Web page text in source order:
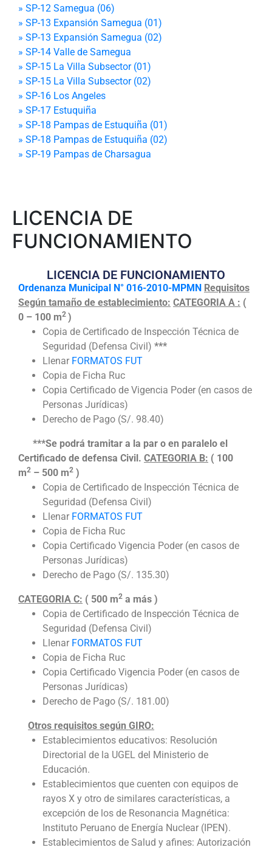
» SP-12 Samegua (06)
» SP-13 Expansión Samegua (01)
» SP-13 Expansión Samegua (02)
» SP-14 Valle de Samegua
» SP-15 La Villa Subsector (01)
» SP-15 La Villa Subsector (02)
» SP-16 Los Angeles
» SP-17 Estuquiña
» SP-18 Pampas de Estuquiña (01)
» SP-18 Pampas de Estuquiña (02)
» SP-19 Pampas de Charsagua
LICENCIA DE
FUNCIONAMIENTO
LICENCIA DE FUNCIONAMIENTO
Ordenanza Municipal N° 016-2010-MPMN Requisitos
Según tamaño de establecimiento: CATEGORIA A : (
0 – 100 m2 )
Copia de Certificado de Inspección Técnica de
Seguridad (Defensa Civil) ***
Llenar FORMATOS FUT
Copia de Ficha Ruc
Copia Certificado de Vigencia Poder (en casos de
Personas Jurídicas)
Derecho de Pago (S/. 98.40)
***Se podrá tramitar a la par o en paralelo el
Certificado de defensa Civil. CATEGORIA B: ( 100
m2 – 500 m2 )
Copia de Certificado de Inspección Técnica de
Seguridad (Defensa Civil)
Llenar FORMATOS FUT
Copia de Ficha Ruc
Copia Certificado Vigencia Poder (en casos de
Personas Jurídicas)
Derecho de Pago (S/. 135.30)
CATEGORIA C: ( 500 m2 a más )
Copia de Certificado de Inspección Técnica de
Seguridad (Defensa Civil)
Llenar FORMATOS FUT
Copia de Ficha Ruc
Copia Certificado Vigencia Poder (en casos de
Personas Jurídicas)
Derecho de Pago (S/. 181.00)
Otros requisitos según GIRO:
Establecimientos educativos: Resolución
Directorial de la UGEL del Ministerio de
Educación.
Establecimientos que cuenten con equipos de
rayos X y otro de similares características, a
excepción de los de Resonancia Magnética:
Instituto Peruano de Energía Nuclear (IPEN).
Establecimientos de Salud y afines: Autorización